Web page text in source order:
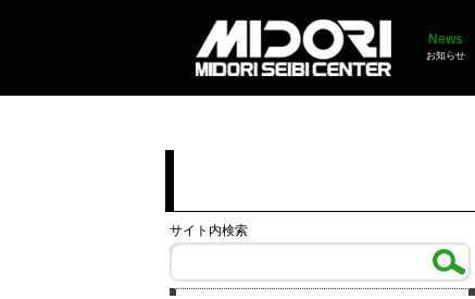
News
お知らせ
サイト内検索